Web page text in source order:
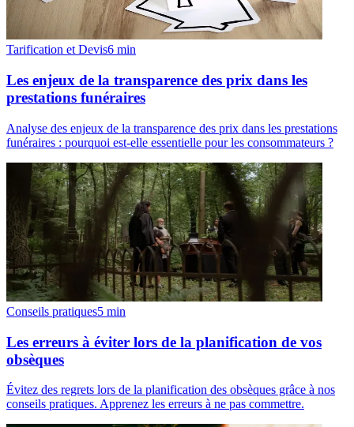
Tarification et Devis6 min
Les enjeux de la transparence des prix dans les
prestations funéraires
Analyse des enjeux de la transparence des prix dans les prestations
funéraires : pourquoi est-elle essentielle pour les consommateurs ?
Conseils pratiques5 min
Les erreurs à éviter lors de la planification de vos
obsèques
Évitez des regrets lors de la planification des obsèques grâce à nos
conseils pratiques. Apprenez les erreurs à ne pas commettre.